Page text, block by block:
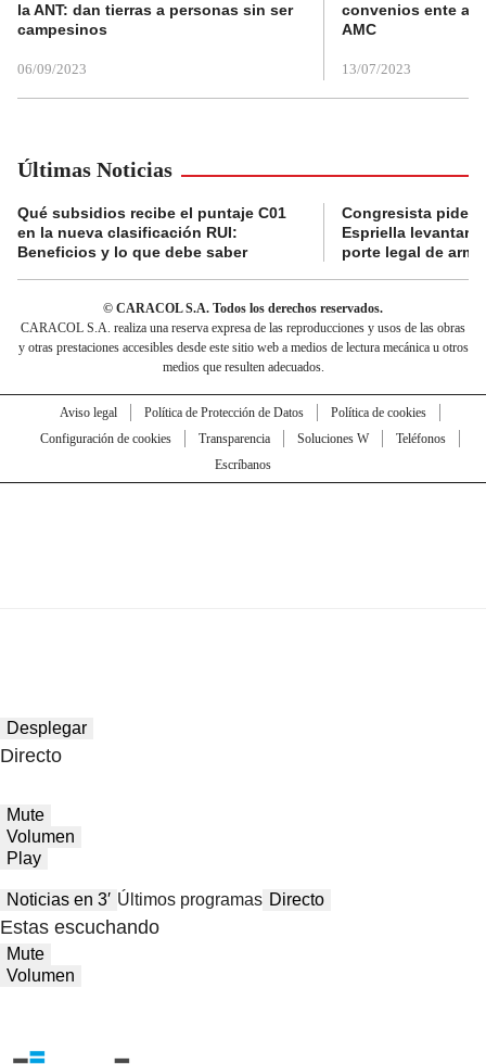
la ANT: dan tierras a personas sin ser
campesinos
06/09/2023
convenios ente
AMC
13/07/2023
Últimas Noticias
Qué subsidios recibe el puntaje C01
en la nueva clasificación RUI:
Beneficios y lo que debe saber
Congresista pide a
Espriella levantar
porte legal de
© CARACOL S.A. Todos los derechos reservados.
CARACOL S.A. realiza una reserva expresa de las reproducciones y usos de las obras
y otras prestaciones accesibles desde este sitio web a medios de lectura mecánica u otros
medios que resulten adecuados.
Aviso legal Política de Protección de Datos
Política de cookies
Configuración de cookies
Transparencia Soluciones W
Teléfonos
Escríbanos
Desplegar
Directo
Mute
Volumen
Play
Noticias en 3′ Últimos programas Directo
Estas escuchando
Mute
Volumen